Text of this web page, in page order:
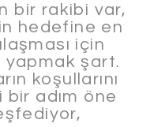
bir rakibi var,
hedefine en
için
şart.
koşullarını
adım öne